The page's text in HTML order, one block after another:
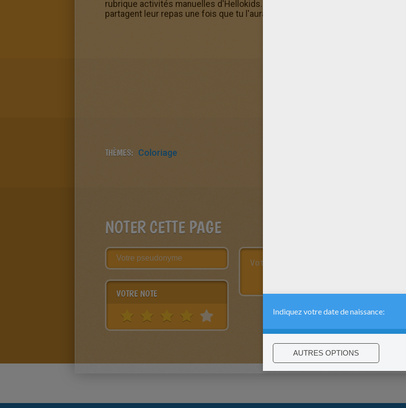
rubrique activités manuelles d'Hellokids. Tu pourras apprendre comment
partagent leur repas une fois que tu l'auras terminé
THÈMES: Coloriage
NOTER CETTE PAGE
VOTRE NOTE